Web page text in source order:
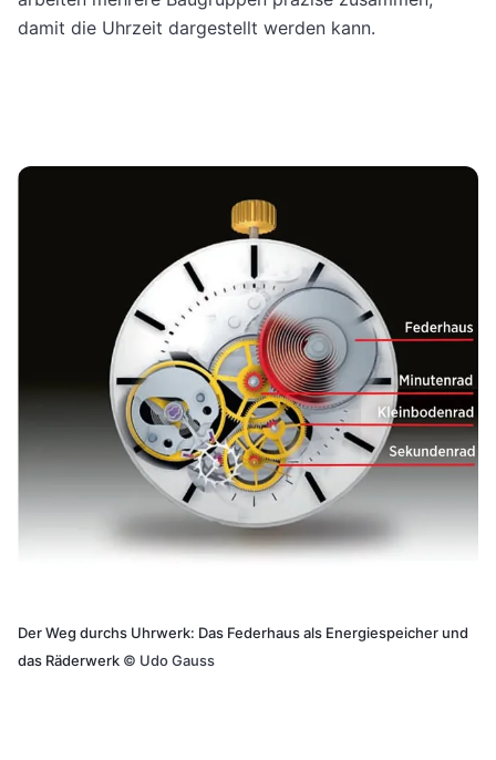
damit die Uhrzeit dargestellt werden kann.
Der Weg durchs Uhrwerk: Das Federhaus als Energiespeicher und
das Räderwerk © Udo Gauss